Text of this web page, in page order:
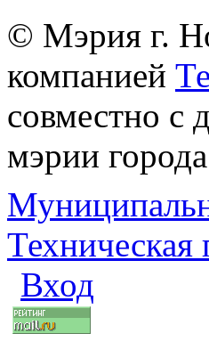
© Мэрия г.
компанией
совместно с
мэрии
Техническая
Вход